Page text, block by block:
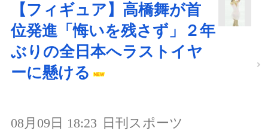
【フィギュア】高橋舞が首
位発進「悔いを残さず」２年
ぶりの全日本へラストイヤ
ーに懸ける
08月09日 18:23 日刊スポーツ